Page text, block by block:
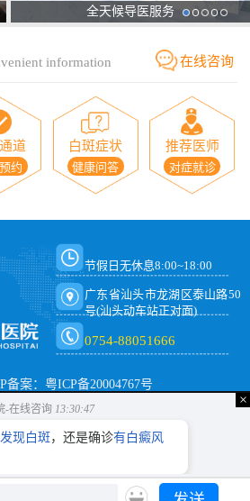
全天候导医服务
information 在线咨询
道
约
白斑症状
健康问答
推荐医师
对症就诊
节假日无休息8:00~18:00
广东省汕头市龙湖区泰山路50
号(汕头动车站正对面)
0754-88051666
备案：粤ICP备20004767号
×
-在线咨询 13:30:47
发现白斑 ，还是确诊有白癜风